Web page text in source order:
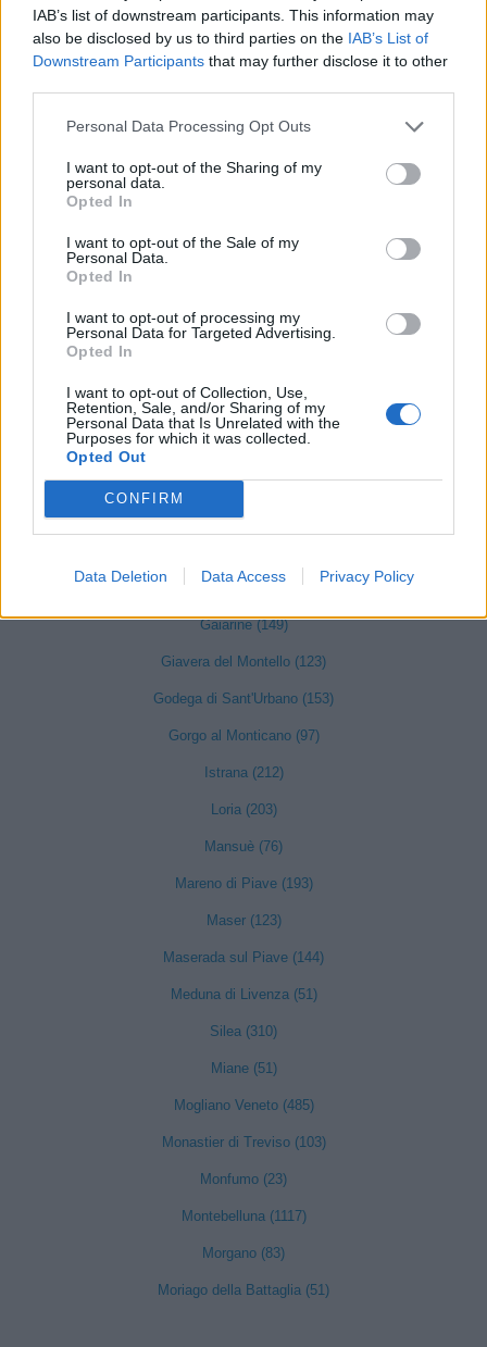
IAB’s list of downstream participants. This information may
also be disclosed by us to third parties on the IAB’s List of
Downstream Participants that may further disclose it to other
Personal Data Processing Opt Outs
I want to opt-out of the Sharing of my
personal data.
Opted In
I want to opt-out of the Sale of my
Personal Data.
Opted In
I want to opt-out of processing my
Personal Data for Targeted Advertising.
Opted In
I want to opt-out of Collection, Use,
Retention, Sale, and/or Sharing of my
Personal Data that Is Unrelated with the
Purposes for which it was collected.
Opted Out
CONFIRM
Data Deletion Data Access Privacy Policy
Cavaso del Tomba (76)
Cessalto (68)
Crocetta del Montello (108)
Cordignano (123)
Farra di Soligo (190)
Follina (88)
Fontanelle (118)
Gaiarine (149)
Giavera del Montello (123)
Godega di Sant'Urbano (153)
Gorgo al Monticano (97)
Istrana (212)
Loria (203)
Mansuè (76)
Mareno di Piave (193)
Maser (123)
Maserada sul Piave (144)
Meduna di Livenza (51)
Silea (310)
Miane (51)
Mogliano Veneto (485)
Monastier di Treviso (103)
Monfumo (23)
Montebelluna (1117)
Morgano (83)
Moriago della Battaglia (51)